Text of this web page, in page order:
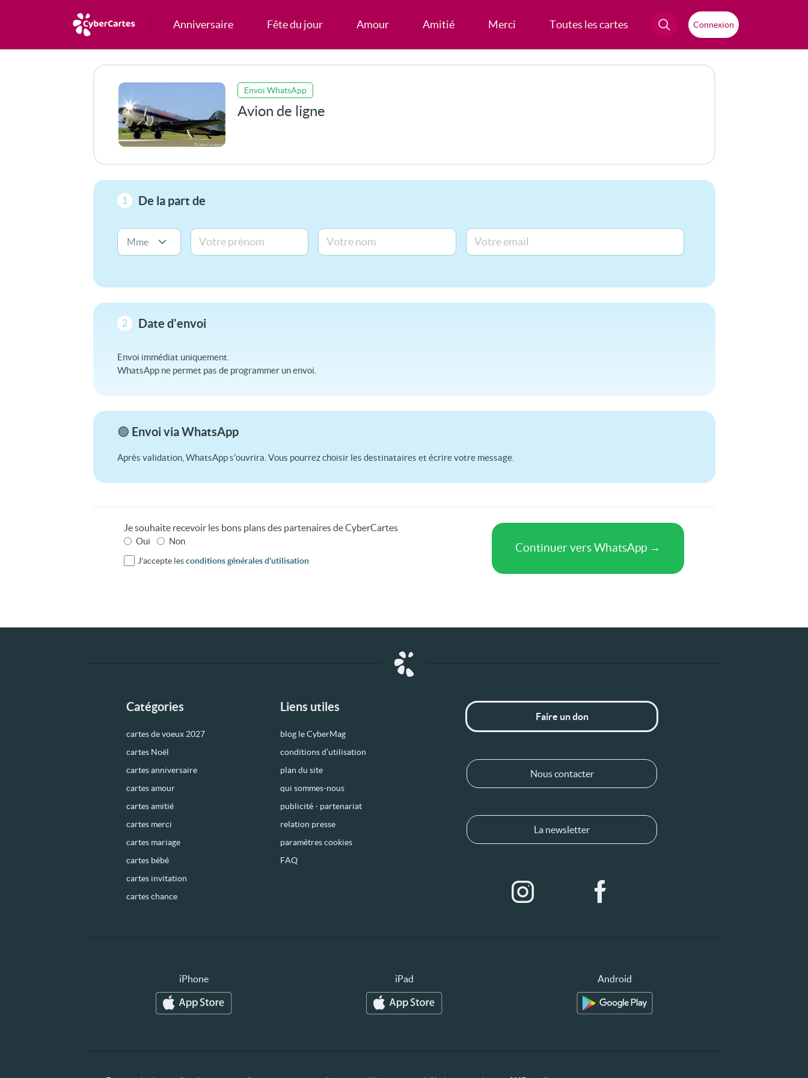
Anniversaire Fête du jour Amour Amitié Merci Toutes les cartes Connexion
Envoi WhatsApp
Avion de ligne
1 De la part de
2 Date d'envoi
Envoi immédiat uniquement.
WhatsApp ne permet pas de programmer un envoi.
🟢 Envoi via WhatsApp
Après validation, WhatsApp s'ouvrira. Vous pourrez choisir les destinataires et écrire votre message.
Je souhaite recevoir les bons plans des partenaires de CyberCartes
Oui Non
J'accepte lesconditions générales d'utilisation
Catégories
cartes de voeux 2027
cartes Noël
cartes anniversaire
cartes amour
cartes amitié
cartes merci
cartes mariage
cartes bébé
cartes invitation
cartes chance
Liens utiles
blog le CyberMag
conditions d’utilisation
plan du site
qui sommes-nous
publicité - partenariat
relation presse
paramètres cookies
FAQ
Faire un don
Nous contacter
La newsletter
iPhone iPad Android